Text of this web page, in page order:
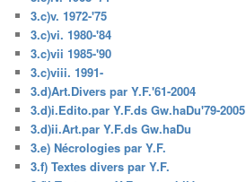
3.c)v. 1972-'75
3.c)vi. 1980-'84
3.c)vii 1985-'90
3.c)viii. 1991-
3.d)Art.Divers par Y.F.'61-2004
3.d)i.Edito.par Y.F.ds Gw.haDu'79-2005
3.d)ii.Art.par Y.F.ds Gw.haDu
3.e) Nécrologies par Y.F.
3.f) Textes divers par Y.F.